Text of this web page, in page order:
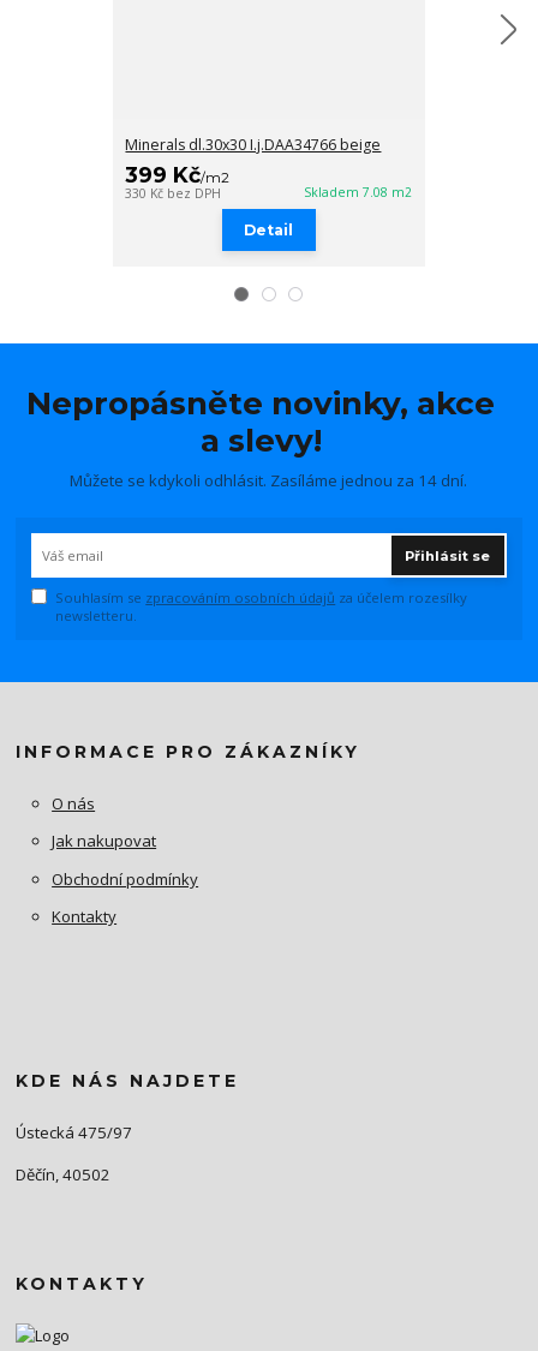
Minerals dl.30x30 I.j.DAA34766 beige
399 Kč/m2
330 Kč bez DPH Skladem 7.08 m2
Detail
Nepropásněte novinky, akce
a slevy!
Můžete se kdykoli odhlásit. Zasíláme jednou za 14 dní.
Přihlásit se
Souhlasím se zpracováním osobních údajů za účelem rozesílky
newsletteru.
INFORMACE PRO ZÁKAZNÍKY
O nás
Jak nakupovat
Obchodní podmínky
Kontakty
KDE NÁS NAJDETE
Ústecká 475/97
Děčín, 40502
KONTAKTY